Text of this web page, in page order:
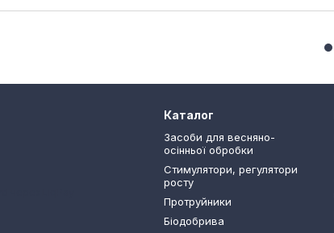
Каталог
Засоби для весняно-
осінньої обробки
Стимулятори, регулятори
росту
Протруйники
Біодобрива